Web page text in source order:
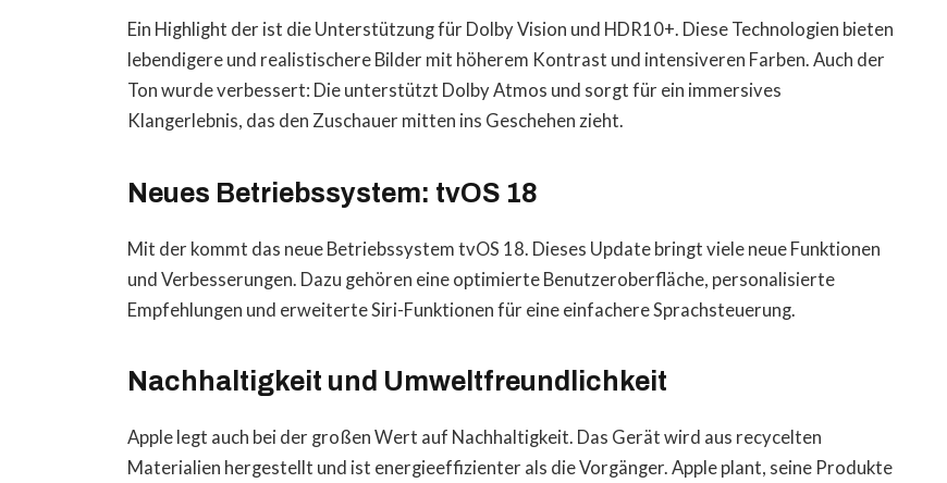
Ein Highlight der ist die Unterstützung für Dolby Vision und HDR10+. Diese Technologien bieten
lebendigere und realistischere Bilder mit höherem Kontrast und intensiveren Farben. Auch der
Ton wurde verbessert: Die unterstützt Dolby Atmos und sorgt für ein immersives
Klangerlebnis, das den Zuschauer mitten ins Geschehen zieht.
Neues Betriebssystem: tvOS 18
Mit der kommt das neue Betriebssystem tvOS 18. Dieses Update bringt viele neue Funktionen
und Verbesserungen. Dazu gehören eine optimierte Benutzeroberfläche, personalisierte
Empfehlungen und erweiterte Siri-Funktionen für eine einfachere Sprachsteuerung.
Nachhaltigkeit und Umweltfreundlichkeit
Apple legt auch bei der großen Wert auf Nachhaltigkeit. Das Gerät wird aus recycelten
Materialien hergestellt und ist energieeffizienter als die Vorgänger. Apple plant, seine Produkte